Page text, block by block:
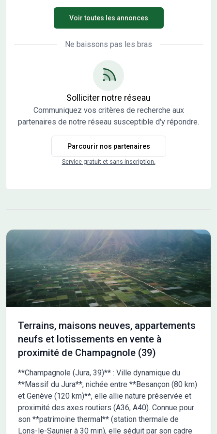
Pouilley-Français offre un cadre de vie agréable. Village
authentique, Pouilley-Français propose à ses habitants
une charmante église néo-classique construite dans les
années 1838-1841. Commune ouverte sur la nature, elle
d'une situation idéale. À proximité du centre historique du
village et des grands axes principaux, ce lotissement
commodités et services sont accessibles à proximité. Le
site La Clé des Champs compte 42 terrains à bâtir
viabilisés dont 1 terrain intermédiaire et 1 terrain réservé
à des constructions gr Les informations sur l'état des
risques auxquels ce bien est exposé sont disponibles sur
Voir toutes les annonces
Ne baissons pas les bras
Solliciter notre réseau
Communiquez vos critères de recherche aux
partenaires de notre réseau susceptible d'y répondre.
Parcourir nos partenaires
Service gratuit et sans inscription.
Terrains, maisons neuves, appartements
neufs et lotissements en vente à
proximité de Champagnole (39)
**Champagnole (Jura, 39)** : Ville dynamique du
**Massif du Jura**, nichée entre **Besançon (80 km)
et Genève (120 km)**, elle allie nature préservée et
proximité des axes routiers (A36, A40). Connue pour
son **patrimoine thermal** (station thermale de
Lons-le-Saunier à 30 min), elle séduit par son cadre